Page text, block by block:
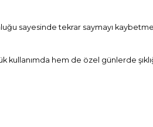
sayesinde tekrar saymayı
hem de özel günlerde